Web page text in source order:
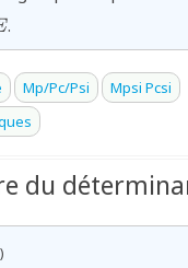
.
Mp/Pc/Psi
Mpsi Pcsi
du